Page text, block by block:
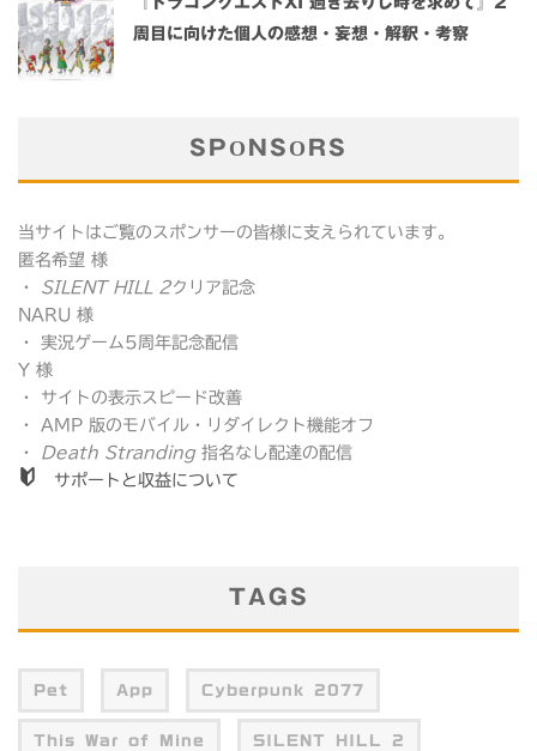
周目に向けた個人の感想・妄想・解釈・考察
SPONSORS
当サイトはご覧のスポンサーの皆様に支えられています。
匿名希望 様
・ SILENT HILL 2クリア記念
NARU 様
・ 実況ゲーム5周年記念配信
Y 様
・ サイトの表示スピード改善
・ AMP 版のモバイル・リダイレクト機能オフ
・ Death Stranding指名なし配達の配信
サポートと収益について
TAGS
Pet App Cyberpunk 2077
This War of Mine SILENT HILL 2